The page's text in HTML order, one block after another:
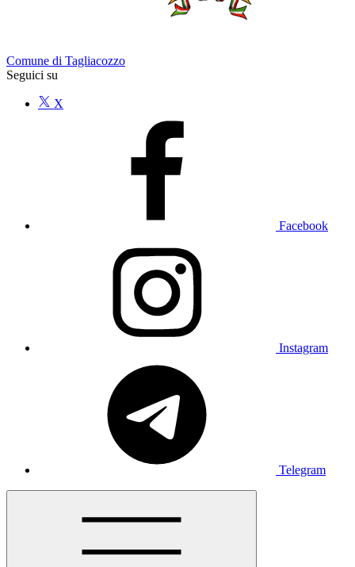
Comune di Tagliacozzo
Seguici su
X
Facebook
Instagram
Telegram